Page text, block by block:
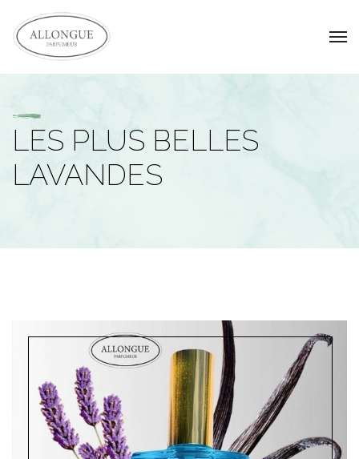
LES PLUS BELLES
LAVANDES